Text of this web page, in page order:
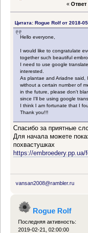
« Ответ
Цитата: Rogue Rolf от 2018-
Hello everyone,
I would like to congratulate
together such beautiful
I need to use google
interested.
As plantae and Ariadne said,
without a certain number of
in the future, please don't
since I'll be using google
I think I am fortunate that I
Thank you!!!
Спасибо за приятные
Для начала можете
похвастушках
https://
vansan2008@rambler.ru
Rogue Rolf
Последняя активность:
2019-02-21, 02:00:00